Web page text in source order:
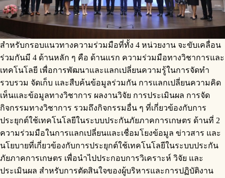
สำหรับกรอบแนวทางความร่วมมือที่ทั้ง 4 หน่วยงาน จะขับเคลื่อน
ร่วมกันมี 4 ด้านหลัก ๆ คือ ด้านแรก ความร่วมมือทางวิชาการและ
เทคโนโลยี เพื่อการพัฒนาและแลกเปลี่ยนความรู้ในการจัดทำ
รวบรวม จัดเก็บ และสืบค้นข้อมูลร่วมกัน การแลกเปลี่ยนความคิด
เห็นและข้อมูลทางวิชาการ ผลงานวิจัย การประเมินผล การจัด
กิจกรรมทางวิชาการ รวมถึงกิจกรรมอื่น ๆ ที่เกี่ยวข้องกับการ
ประยุกต์ใช้เทคโนโลยีในระบบประกันภัยภาคการเกษตร ด้านที่ 2
ความร่วมมือในการแลกเปลี่ยนและเชื่อมโยงข้อมูล ข่าวสาร และ
นโยบายที่เกี่ยวข้องกับการประยุกต์ใช้เทคโนโลยีในระบบประกัน
ภัยภาคการเกษตร เพื่อนำไปประกอบการวิเคราะห์ วิจัย และ
ประเมินผล สำหรับการตัดสินใจของผู้บริหารและการปฏิบัติงาน